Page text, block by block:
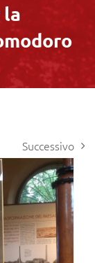
la
Successivo